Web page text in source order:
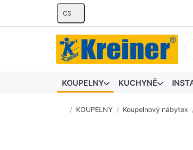
CS
KOUPELNY KUCHYNĚ
Domovská stránka
KOUPELNY Koupelnový nábytek